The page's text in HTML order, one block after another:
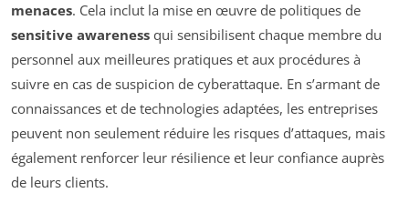
menaces. Cela inclut la mise en œuvre de politiques de
sensitive awareness qui sensibilisent chaque membre du
personnel aux meilleures pratiques et aux procédures à
suivre en cas de suspicion de cyberattaque. En s’armant de
connaissances et de technologies adaptées, les entreprises
peuvent non seulement réduire les risques d’attaques, mais
également renforcer leur résilience et leur confiance auprès
de leurs clients.